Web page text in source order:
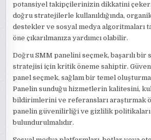
potansiyel takipçilerinizin dikkatini çeker.
doğru stratejilerle kullanıldığında,
destekler ve sosyal medya algoritmaları
öne çıkarılmanıza yardımcı olabilir.
Doğru SMM panelini seçmek, başarılı bir
stratejisi için kritik öneme sahiptir.
panel seçmek, sağlam bir temel
Panelin sunduğu hizmetlerin kalitesini,
bildirimlerini ve referansları araştırmak
panelin güvenilirliği ve gizlilik politikaları
bulundurulmalıdır.